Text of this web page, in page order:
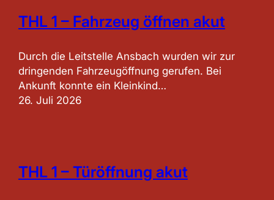
THL 1 – Fahrzeug öffnen akut
Durch die Leitstelle Ansbach wurden wir zur
dringenden Fahrzeugöffnung gerufen. Bei
Ankunft konnte ein Kleinkind…
26. Juli 2026
THL 1 – Türöffnung akut